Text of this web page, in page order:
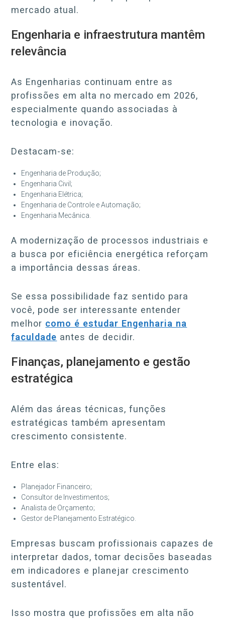
mercado atual.
Engenharia e infraestrutura mantêm
relevância
As Engenharias continuam entre as
profissões em alta no mercado em 2026,
especialmente quando associadas à
tecnologia e inovação.
Destacam-se:
Engenharia de Produção;
Engenharia Civil;
Engenharia Elétrica;
Engenharia de Controle e Automação;
Engenharia Mecânica.
A modernização de processos industriais e
a busca por eficiência energética reforçam
a importância dessas áreas.
Se essa possibilidade faz sentido para
você, pode ser interessante entender
melhor como é estudar Engenharia na
faculdade antes de decidir.
Finanças, planejamento e gestão
estratégica
Além das áreas técnicas, funções
estratégicas também apresentam
crescimento consistente.
Entre elas:
Planejador Financeiro;
Consultor de Investimentos;
Analista de Orçamento;
Gestor de Planejamento Estratégico.
Empresas buscam profissionais capazes de
interpretar dados, tomar decisões baseadas
em indicadores e planejar crescimento
sustentável.
Isso mostra que profissões em alta não